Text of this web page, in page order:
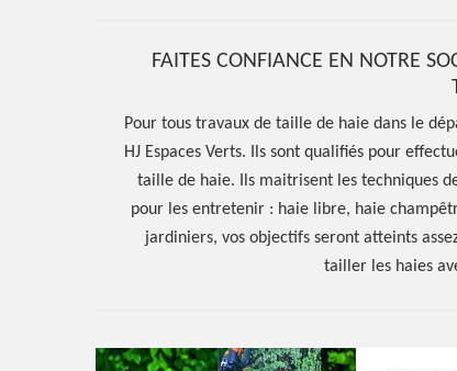
FAITES CONFIANCE EN NOTRE
Pour tous travaux de taille de haie dans le
HJ Espaces Verts. Ils sont qualifiés pour
taille de haie. Ils maitrisent les techniques
pour les entretenir : haie libre, haie
jardiniers, vos objectifs seront atteints
tailler les haies